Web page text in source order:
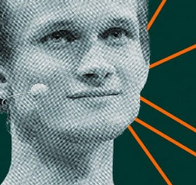
Cardano,
IOTA
und
VeChain